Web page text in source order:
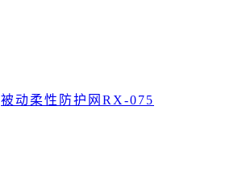
被动柔性防护网RX-075